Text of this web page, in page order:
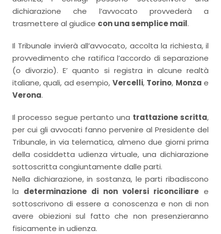
dichiarazione che l’avvocato provvederà a
trasmettere al giudice con una semplice mail.
Il Tribunale invierà all’avvocato, accolta la richiesta, il
provvedimento che ratifica l’accordo di separazione
(o divorzio). E’ quanto si registra in alcune realtà
italiane, quali, ad esempio, Vercelli, Torino, Monza e
Verona.
Il processo segue pertanto una trattazione scritta,
per cui gli avvocati fanno pervenire al Presidente del
Tribunale, in via telematica, almeno due giorni prima
della cosiddetta udienza virtuale, una dichiarazione
sottoscritta congiuntamente dalle parti.
Nella dichiarazione, in sostanza, le parti ribadiscono
la determinazione di non volersi riconciliare e
sottoscrivono di essere a conoscenza e non di non
avere obiezioni sul fatto che non presenzieranno
fisicamente in udienza.